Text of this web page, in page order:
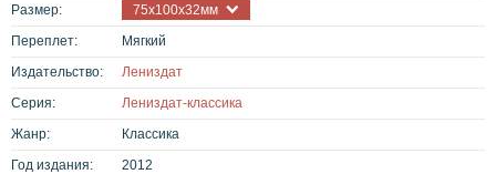
Размер:
75х100х32мм
Переплет:
Мягкий
Издательство:
Лениздат
Серия:
Лениздат-классика
Жанр:
Классика
Год издания:
2012